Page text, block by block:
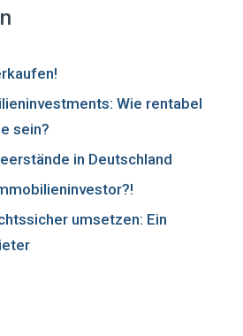
Wie rentabel
sein?
in Deutschland
umsetzen: Ein